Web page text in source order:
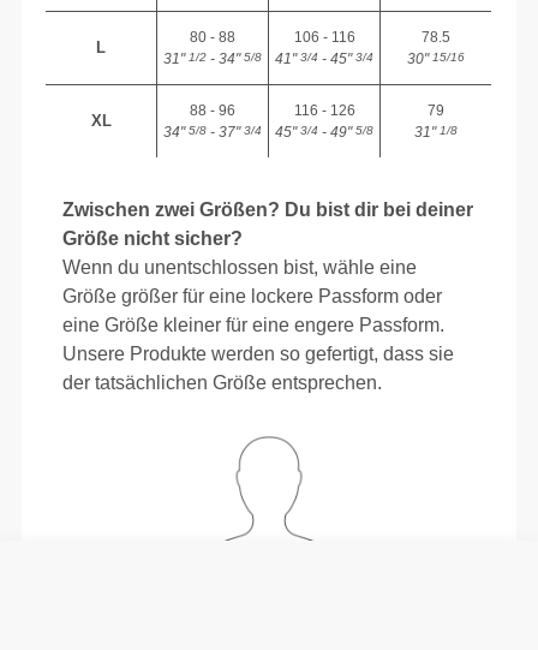
L
80 - 88
31"1/2 - 34"5/8
106 - 116
41"3/4 - 45"3/4
78.5
30"15/16
XL
88 - 96
34"5/8 - 37"3/4
116 - 126
45"3/4 - 49"5/8
79
31"1/8
Zwischen zwei Größen? Du bist dir bei deiner
Größe nicht sicher?
Wenn du unentschlossen bist, wähle eine
Größe größer für eine lockere Passform oder
eine Größe kleiner für eine engere Passform.
Unsere Produkte werden so gefertigt, dass sie
der tatsächlichen Größe entsprechen.